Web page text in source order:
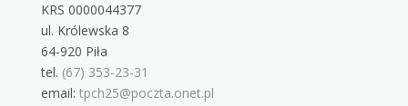
KRS 0000044377
ul. Królewska 8
64-920 Piła
tel. (67) 353-23-31
email: tpch25@poczta.onet.pl